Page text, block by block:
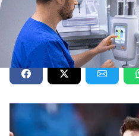
récord tras brillar
2 frente a Toronto